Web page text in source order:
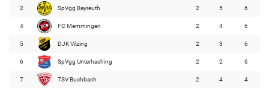
2 SpVgg Bayreuth 2 5 6
4 FC Memmingen 2 4 6
5 DJK Vilzing 2 3 6
6 SpVgg Unterhaching 2 2 6
7 TSV Buchbach 2 4 4